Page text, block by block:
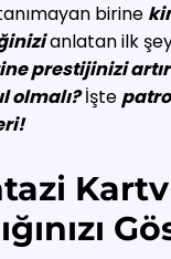
birine
anlatan ilk
prestijinizi
olmalı?İşte